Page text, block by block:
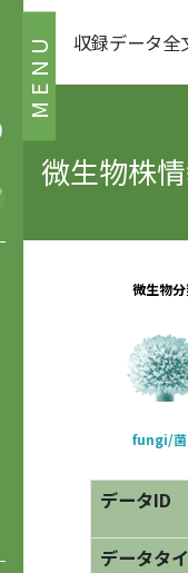
MENU 収録データ全
微生物株
データID
データタ